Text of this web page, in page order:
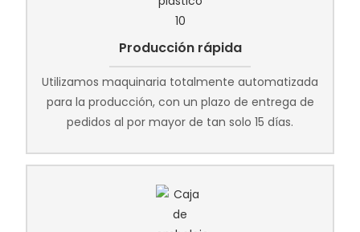
Producción rápida
Utilizamos maquinaria totalmente automatizada
para la producción, con un plazo de entrega de
pedidos al por mayor de tan solo 15 días.